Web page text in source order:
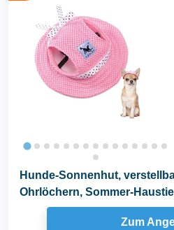
Hunde-Sonnenhut,
Ohrlöchern, Sommer-
Zum